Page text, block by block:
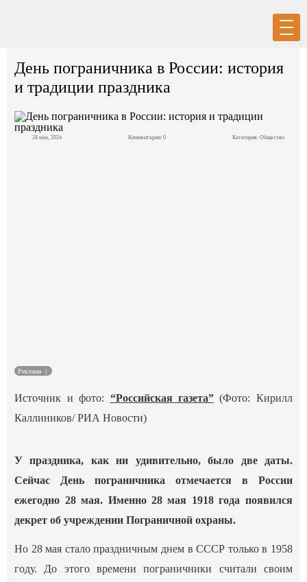
Спецпроекты
День пограничника в России: история
и традиции праздника
28 мая, 2024 Комментарии: 0 Категория: Общество
Реклама
Источник и фото: “Российская газета” (Фото: Кирилл
Каллиников/ РИА Новости)
У праздника, как ни удивительно, было две даты.
Сейчас День пограничника отмечается в России
ежегодно 28 мая. Именно 28 мая 1918 года появился
декрет об учреждении Пограничной охраны.
Но 28 мая стало праздничным днем в СССР только в 1958
году. До этого времени пограничники считали своим